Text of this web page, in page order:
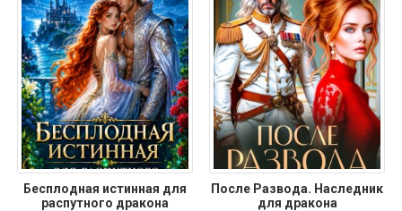
Бесплодная истинная для
распутного дракона
После Развода. Наследник
для дракона